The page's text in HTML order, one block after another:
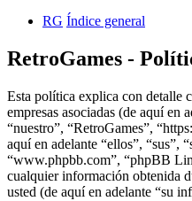
RG Índice general
RetroGames -
Esta política explica con detalle
empresas asociadas (de aquí en
“nuestro”, “RetroGames”,
aquí en adelante “ellos”, “sus”,
“www.phpbb.com”, “phpBB
cualquier información obtenida
usted (de aquí en adelante “su